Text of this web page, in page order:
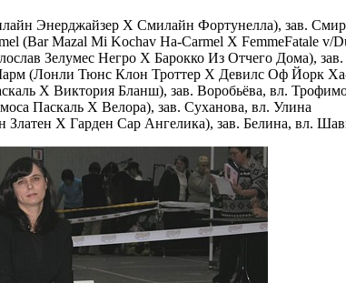
Энерджайзер Х Смилайн Фортунелла), зав.
(Bar Mazal Mi Kochav Ha-Carmel Х FemmeFatale v/
Зелумес Негро Х Барокко Из Отчего Дома),
(Лонли Тюнс Клон Троттер Х Девилс Оф Йорк Ха-
Х Виктория Бланш), зав. Воробьёва, вл.
Паскаль Х Велора), зав. Суханова, вл. Улина
Х Гарден Сар Ангелика), зав. Белина, вл.